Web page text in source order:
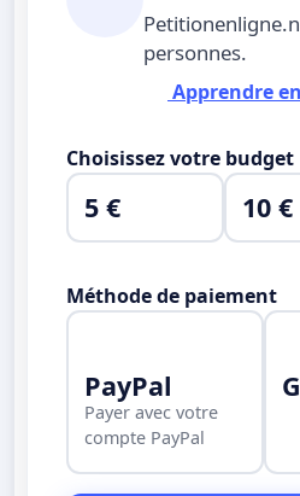
personnes.
Apprendre
Choisissez votre budget
5 € 10 €
Méthode de paiement
PayPal
Payer avec votre
compte PayPal